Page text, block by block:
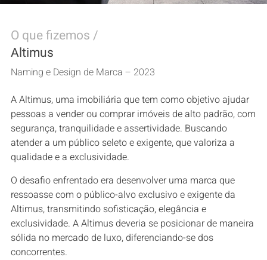
O que fizemos /
Altimus
Naming e Design de Marca – 2023
A Altimus, uma imobiliária que tem como objetivo ajudar
pessoas a vender ou comprar imóveis de alto padrão‭, ‬com
segurança‭, ‬tranquilidade e‭ ‬assertividade‭. ‬Buscando
atender a um público seleto e exigente‭, ‬que valoriza a
qualidade e a exclusividade‭.‬
O desafio enfrentado era desenvolver uma marca que
ressoasse com o público-alvo exclusivo e exigente da
Altimus, transmitindo sofisticação, elegância e
exclusividade. A Altimus deveria se posicionar de maneira
sólida no mercado de luxo, diferenciando-se dos
concorrentes.